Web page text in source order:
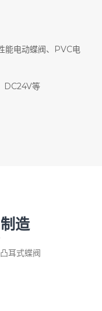
能电动蝶阀、PVC电
DC24V等
造
耳式蝶阀